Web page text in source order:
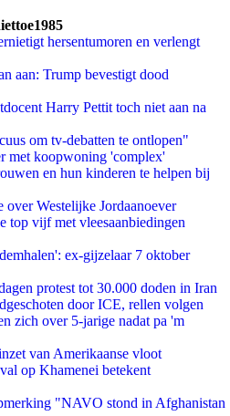
hersentumoren en verlengt
aan: Trump bevestigt dood
Harry Pettit toch niet aan na
om tv-debatten te ontlopen"
met koopwoning 'complex'
en hun kinderen te helpen bij
Westelijke Jordaanoever
top vijf met vleesaanbiedingen
ex-gijzelaar 7 oktober
protest tot 30.000 doden in Iran
door ICE, rellen volgen
zich over 5-jarige nadat pa 'm
van Amerikaanse vloot
op Khamenei betekent
"NAVO stond in Afghanistan